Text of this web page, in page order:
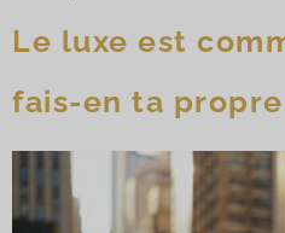
Le luxe est
fais-en ta